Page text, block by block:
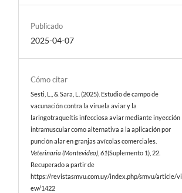
Publicado
2025-04-07
Cómo citar
Sesti, L., & Sara, L. (2025). Estudio de campo de
vacunación contra la viruela aviar y la
laringotraqueítis infecciosa aviar mediante inyección
intramuscular como alternativa a la aplicación por
punción alar en granjas avícolas comerciales.
Veterinaria (Montevideo) ,61(Suplemento 1), 22.
Recuperado a partir de
https://revistasmvu.com.uy/index.php/smvu/article/vi
ew/1422